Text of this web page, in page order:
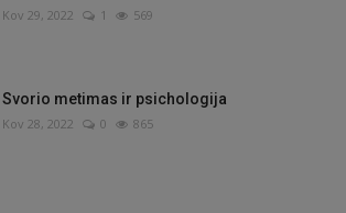
Kov 29, 2022 1 569
Svorio metimas ir psichologija
Kov 28, 2022 0 865